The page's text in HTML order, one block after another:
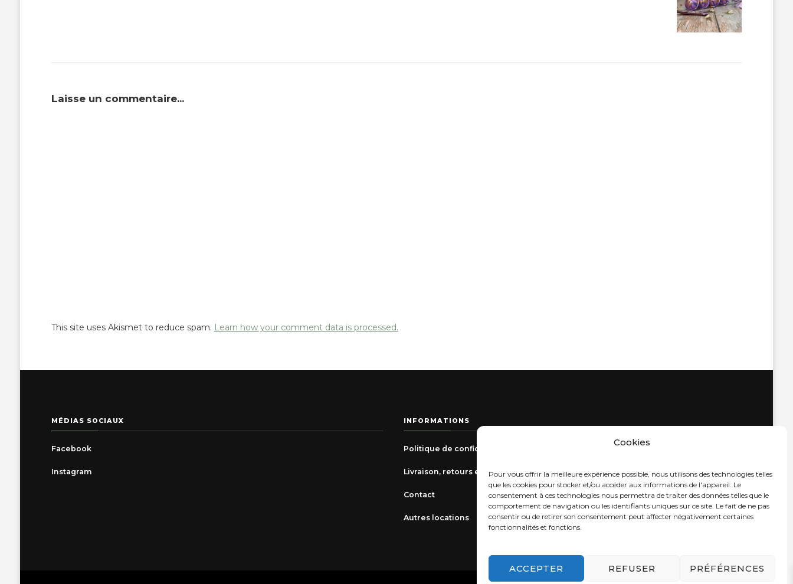
Cookies
Pour vous offrir la meilleure expérience possible, nous utilisons des technologies telles
que les cookies pour stocker et/ou accéder aux informations de l'appareil. Le
consentement à ces technologies nous permettra de traiter des données telles que le
comportement de navigation ou les identifiants uniques sur ce site. Le fait de ne pas
consentir ou de retirer son consentement peut affecter négativement certaines
fonctionnalités et fonctions.
ACCEPTER REFUSER PRÉFÉRENCES
Laisse un commentaire...
This site uses Akismet to reduce spam. Learn how your comment data is processed.
MÉDIAS SOCIAUX
Facebook
Instagram
INFORMATIONS
Politique de confidentialité
Livraison, retours et échanges
Contact
Autres locations